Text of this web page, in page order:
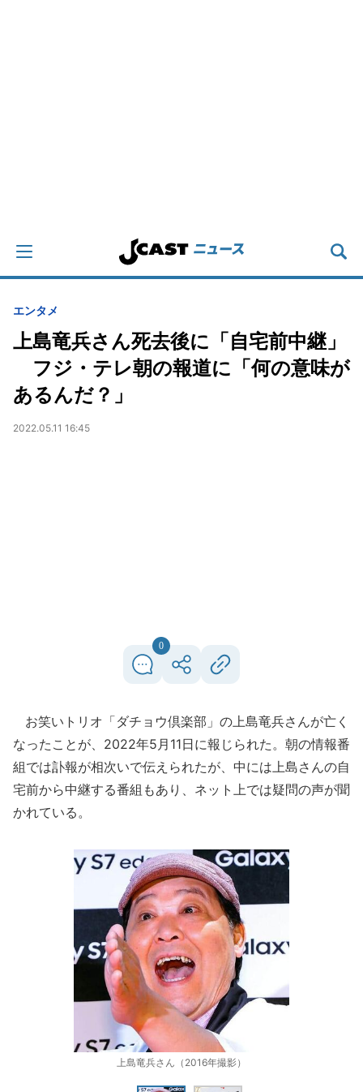
エンタメ
上島竜兵さん死去後に「自宅前中継」
フジ・テレ朝の報道に「何の意味が
あるんだ？」
2022.05.11 16:45
0
お笑いトリオ「ダチョウ倶楽部」の上島竜兵さんが亡く
なったことが、2022年5月11日に報じられた。朝の情報番
組では訃報が相次いで伝えられたが、中には上島さんの自
宅前から中継する番組もあり、ネット上では疑問の声が聞
かれている。
上島竜兵さん（2016年撮影）